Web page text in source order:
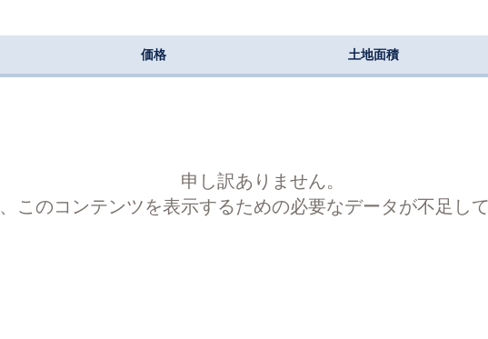
価格 土地面積
申し訳ありません。
このコンテンツを表示するための必要なデータが不足して